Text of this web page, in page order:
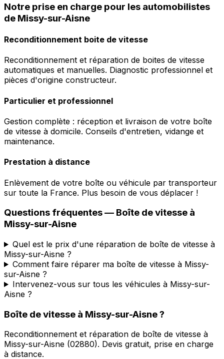
Notre prise en charge pour les automobilistes
de Missy-sur-Aisne
Reconditionnement boite de vitesse
Reconditionnement et réparation de boites de vitesse
automatiques et manuelles. Diagnostic professionnel et
pièces d'origine constructeur.
Particulier et professionnel
Gestion complète : réception et livraison de votre boîte
de vitesse à domicile. Conseils d'entretien, vidange et
maintenance.
Prestation à distance
Enlèvement de votre boîte ou véhicule par transporteur
sur toute la France. Plus besoin de vous déplacer !
Questions fréquentes — Boîte de vitesse à
Missy-sur-Aisne
Quel est le prix d'une réparation de boîte de vitesse à
Missy-sur-Aisne ?
Comment faire réparer ma boîte de vitesse à Missy-
sur-Aisne ?
Intervenez-vous sur tous les véhicules à Missy-sur-
Aisne ?
Boîte de vitesse à Missy-sur-Aisne?
Reconditionnement et réparation de boîte de vitesse à
Missy-sur-Aisne (02880). Devis gratuit, prise en charge
à distance.